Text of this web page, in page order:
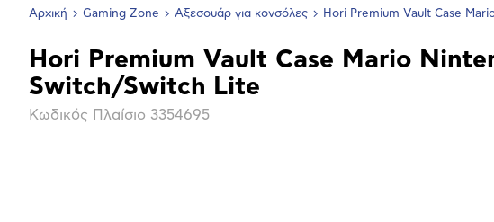
Αρχική Gaming Zone Αξεσουάρ για κονσόλες Hori Premium Vault Case
Βασικά
χαρακτηριστικά
Hori Premium Vault Case Mario
Switch/Switch Lite
Κωδικός Πλαίσιο 3354695